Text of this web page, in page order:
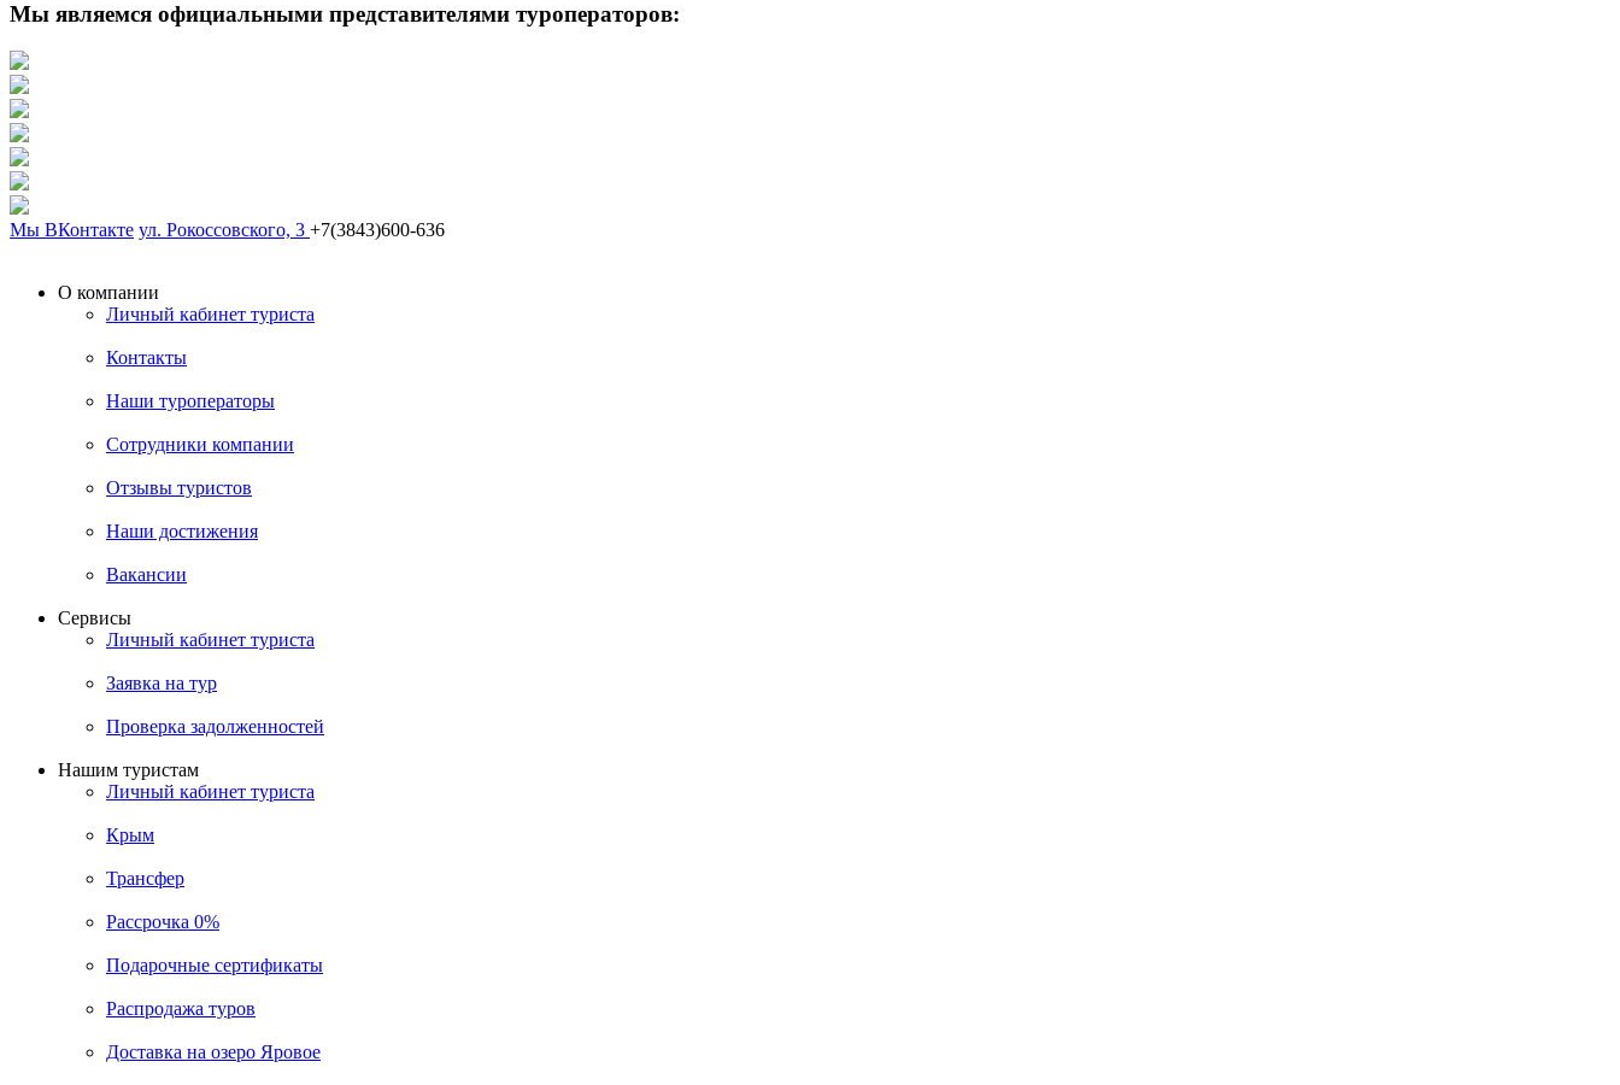
Мы являемся официальными представителями туроператоров:
Мы ВКонтакте ул. Рокоссовского, 3 +7(3843)600-636
О компании
Личный кабинет туриста
Контакты
Наши туроператоры
Сотрудники компании
Отзывы туристов
Наши достижения
Вакансии
Сервисы
Личный кабинет туриста
Заявка на тур
Проверка задолженностей
Нашим туристам
Личный кабинет туриста
Крым
Трансфер
Рассрочка 0%
Подарочные сертификаты
Распродажа туров
Доставка на озеро Яровое